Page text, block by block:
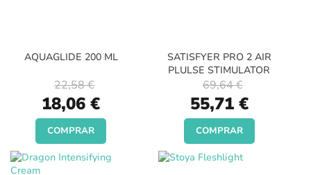
AQUAGLIDE 200 ML
Special
Price
18,06 €
22,58 €
COMPRAR
SATISFYER PRO 2 AIR
PLULSE STIMULATOR
Special
Price
55,71 €
69,64 €
COMPRAR